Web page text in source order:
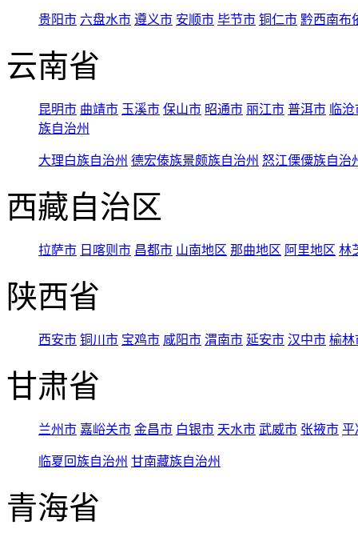
贵阳市 六盘水市 遵义市 安顺市 毕节市 铜仁市 黔西南布
云南省
昆明市 曲靖市 玉溪市 保山市 昭通市 丽江市 普洱市 临
族自治州
大理白族自治州 德宏傣族景颇族自治州 怒江傈僳族自治
西藏自治区
拉萨市 日喀则市 昌都市 山南地区 那曲地区 阿里地区 林
陕西省
西安市 铜川市 宝鸡市 咸阳市 渭南市 延安市 汉中市 榆林
甘肃省
兰州市 嘉峪关市 金昌市 白银市 天水市 武威市 张掖市 平
临夏回族自治州 甘南藏族自治州
青海省